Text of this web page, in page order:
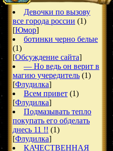
Девочки по вызову
все города россии (1)
[Юмор]
ботинки черно белые
(1)
[Обсуждение сайта]
— Но ведь он верит в
магию учередитель (1)
[Флудилка]
Всем привет (1)
[Флудилка]
Подмазывать тепло
покупать его обделать
днесь 11 !! (1)
[Флудилка]
КАЧЕСТВЕННАЯ